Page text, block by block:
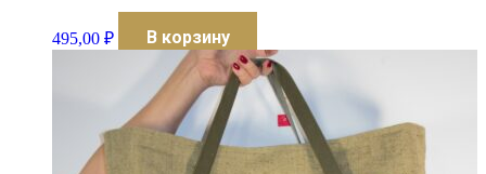
495,00 ₽ В корзину